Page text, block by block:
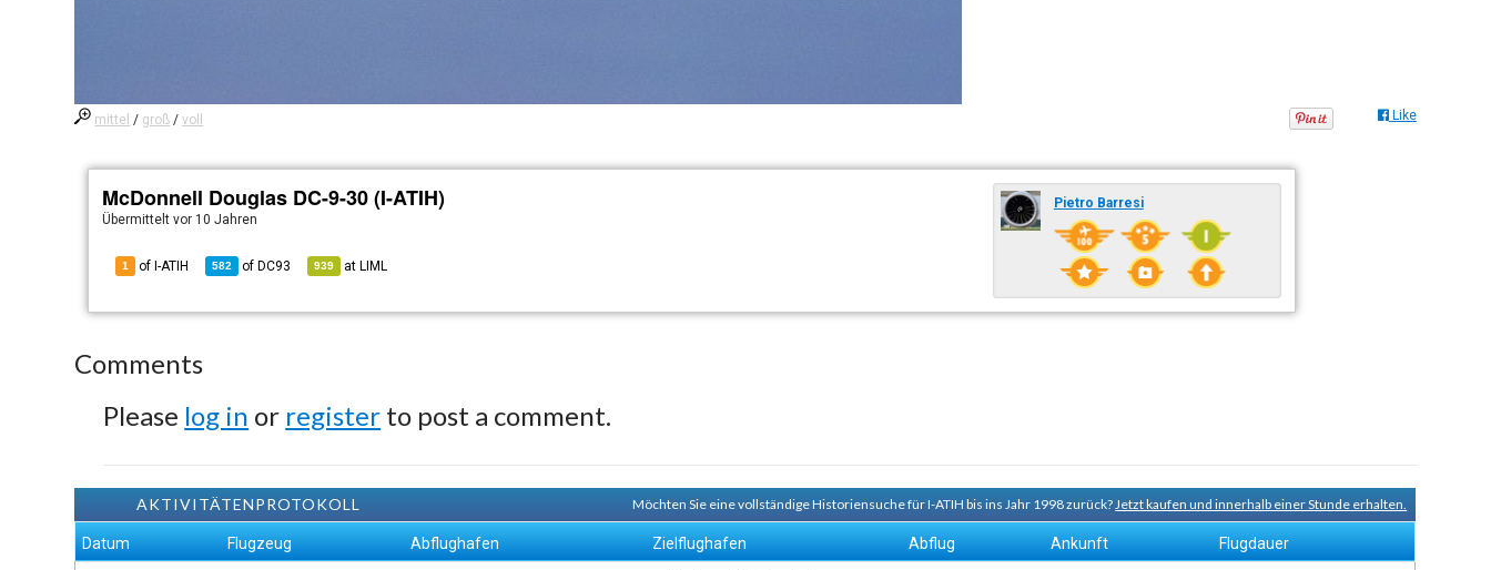
mittel / groß /voll Like
McDonnell Douglas DC-9-30 (I-ATIH)
Übermitteltvor 10 Jahren
1 of I-ATIH 582 of DC93 939 at LIML
Pietro Barresi
Comments
Please log in or register to post a comment.
AKTIVITÄTENPROTOKOLL Möchten Sie eine vollständige Historiensuche für I-ATIH bis ins Jahr 1998 zurück?Jetzt kaufen und innerhalb einer Stunde erhalten.
Datum Flugzeug Abflughafen Zielflughafen Abflug Ankunft Flugdauer